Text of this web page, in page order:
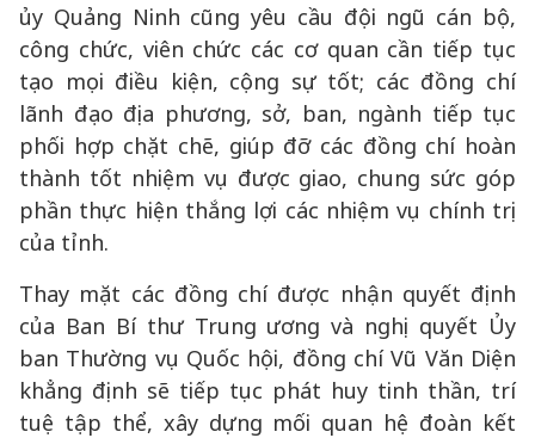
ủy Quảng Ninh cũng yêu cầu đội ngũ cán bộ,
công chức, viên chức các cơ quan cần tiếp tục
tạo mọi điều kiện, cộng sự tốt; các đồng chí
lãnh đạo địa phương, sở, ban, ngành tiếp tục
phối hợp chặt chẽ, giúp đỡ các đồng chí hoàn
thành tốt nhiệm vụ được giao, chung sức góp
phần thực hiện thắng lợi các nhiệm vụ chính trị
của tỉnh.
Thay mặt các đồng chí được nhận quyết định
của Ban Bí thư Trung ương và nghị quyết Ủy
ban Thường vụ Quốc hội, đồng chí Vũ Văn Diện
khẳng định sẽ tiếp tục phát huy tinh thần, trí
tuệ tập thể, xây dựng mối quan hệ đoàn kết